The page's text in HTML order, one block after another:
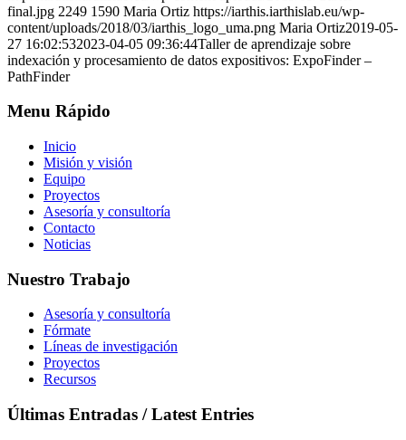
final.jpg 2249 1590 Maria Ortiz https://iarthis.iarthislab.eu/wp-
content/uploads/2018/03/iarthis_logo_uma.png Maria Ortiz2019-05-
27 16:02:532023-04-05 09:36:44Taller de aprendizaje sobre
indexación y procesamiento de datos expositivos: ExpoFinder –
PathFinder
Menu Rápido
Inicio
Misión y visión
Equipo
Proyectos
Asesoría y consultoría
Contacto
Noticias
Nuestro Trabajo
Asesoría y consultoría
Fórmate
Líneas de investigación
Proyectos
Recursos
Últimas Entradas / Latest Entries